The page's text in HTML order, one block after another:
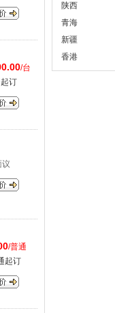
/台
订
议
/普通
起订
陕西
青海
新疆
香港